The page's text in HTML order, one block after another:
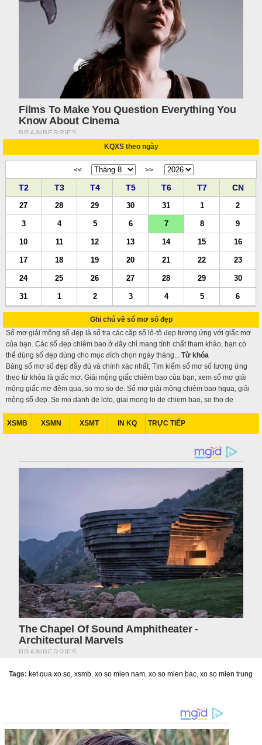
KQXS theo ngày
<< >>
T2 T3 T4 T5 T6 T7 CN
27 28 29 30 31 1 2
3 4 5 6 7 8 9
10 11 12 13 14 15 16
17 18 19 20 21 22 23
24 25 26 27 28 29 30
31 1 2 3 4 5 6
Ghi chú về sổ mơ số đẹp
Sổ mơ giải mộng số đẹp là sổ tra các cặp số lô-tô đẹp tương ứng với giấc mơ
của bạn. Các số đẹp chiêm bao ở đây chỉ mang tính chất tham khảo, bạn có
thể dùng số đẹp dùng cho mục đích chọn ngày tháng... Từ khóa
Bảng sổ mơ số đẹp đầy đủ và chính xác nhất; Tìm kiếm sổ mơ số tương ứng
theo từ khóa là giấc mơ. Giải mộng giấc chiêm bao của bạn, xem sổ mơ giải
mộng giấc mơ đêm qua, so mo so de. Sổ mơ giải mộng chiêm bao hqua, giải
mộng số đẹp. So mo danh de loto, giai mong lo de chiem bao, so tho de
XSMB XSMN XSMT IN KQ TRỰC TIẾP
Tags: ket qua xo so, xsmb, xo so mien nam, xo so mien bac, xo so mien trung